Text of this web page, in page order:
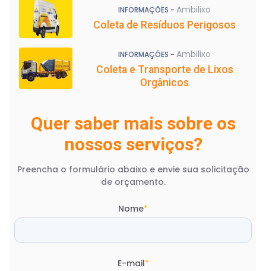
INFORMAÇÕES - Ambilixo
Coleta de Resíduos Perigosos
INFORMAÇÕES - Ambilixo
Coleta e Transporte de Lixos
Orgânicos
Quer saber mais sobre os
nossos serviços?
Preencha o formulário abaixo e envie sua solicitação
de orçamento.
Nome*
E-mail*